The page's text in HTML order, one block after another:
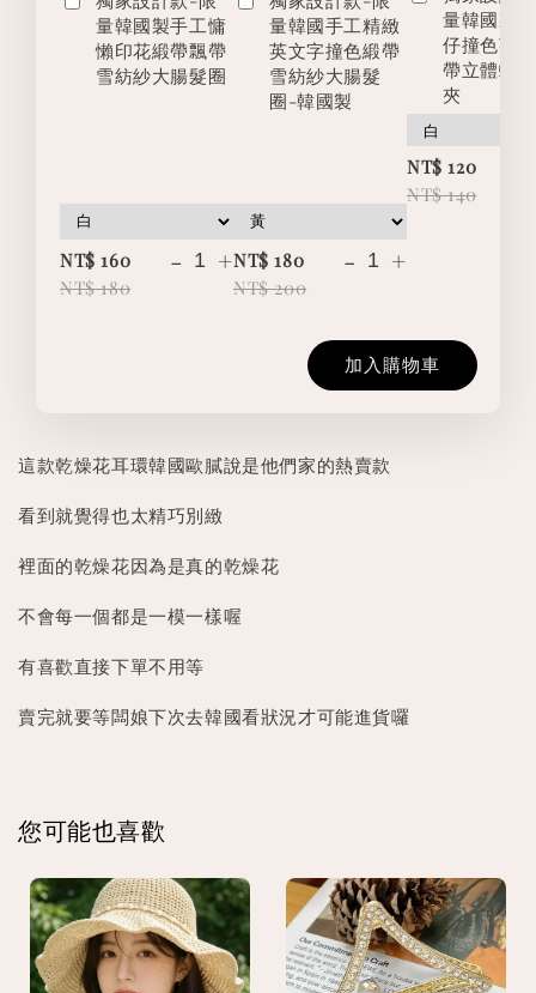
量韓國製手工慵
懶印花緞帶飄帶
雪紡紗大腸髮圈
NT$ 160
NT$ 180
- +
量韓國手工精緻
英文字撞色緞帶
雪紡紗大腸髮
圈-韓國製
NT$ 180
NT$ 200
- +
量韓國製
仔撞色英
帶立體蝴
夾
NT$ 120
NT$ 140
加入購物車
這款乾燥花耳環韓國歐膩說是他們家的熱賣款
看到就覺得也太精巧別緻
裡面的乾燥花因為是真的乾燥花
不會每一個都是一模一樣喔
有喜歡直接下單不用等
賣完就要等闆娘下次去韓國看狀況才可能進貨囉
您可能也喜歡